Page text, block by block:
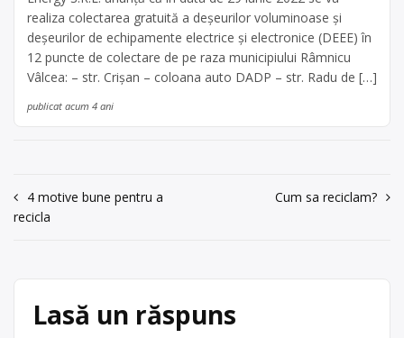
realiza colectarea gratuită a deşeurilor voluminoase şi
deşeurilor de echipamente electrice şi electronice (DEEE) în
12 puncte de colectare de pe raza municipiului Râmnicu
Vâlcea: – str. Crişan – coloana auto DADP – str. Radu de […]
publicat acum 4 ani
Navigare
în
4 motive bune pentru a
recicla
Cum sa reciclam?
Lasă un răspuns